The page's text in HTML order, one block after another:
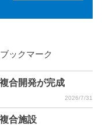
ックマーク
合開発が完成
2026/7/31
合施設